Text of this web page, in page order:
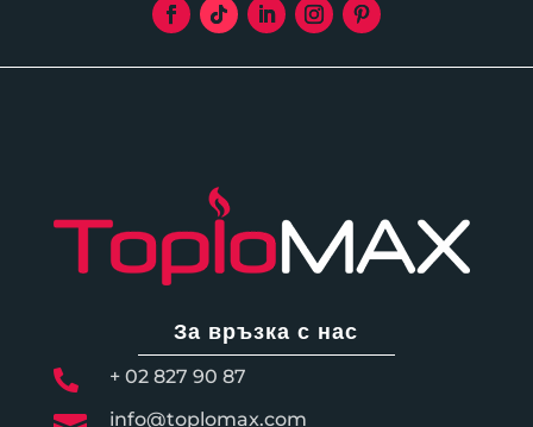
За връзка с нас
 + 02 827 90 87
info@toplomax.com